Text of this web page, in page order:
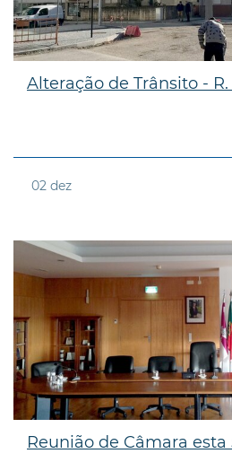
Alteração de Trânsito -
02 dez
Reunião de Câmara esta